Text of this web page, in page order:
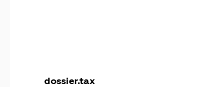
dossier.tax